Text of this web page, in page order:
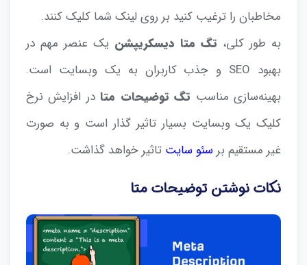
مخاطبان را ترغیب کنید بر روی لینک شما کلیک کنند.
به طور کلی، تگ متا دیسکریپشن یک عنصر مهم در
بهبود SEO و جذب کاربران به یک وبسایت‌ است.
بهینه‌سازی مناسب تگ توضیحات متادر افزایش نرخ
کلیک یک وبسایت بسیار تاثیر گذار است و به صورت
غیر مستقیم بر سئو سایت تاثیر خواهد گذاشت.
نکات نوشتن توضیحات متا